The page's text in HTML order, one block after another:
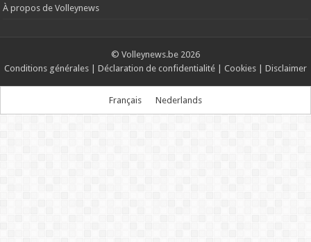
À propos de Volleynews
© Volleynews.be 2026
Conditions générales | Déclaration de confidentialité | Cookies | Disclaimer
Français Nederlands